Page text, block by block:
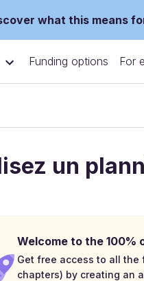
what this means
Funding options For
un
Welcome to the
Get free access to all
chapters) by creating an